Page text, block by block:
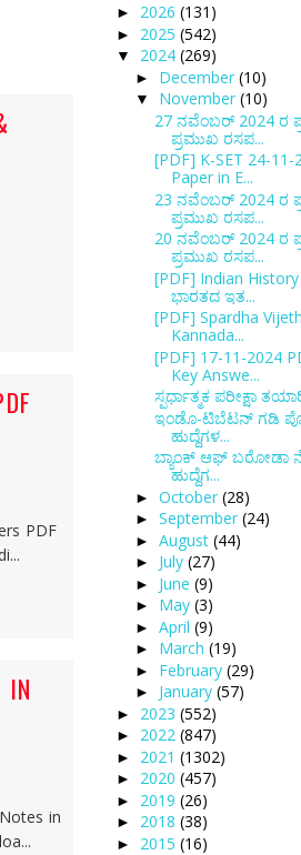
PDF
IN
in
► 2026 (131)
► 2025 (542)
▼ 2024 (269)
► December (10)
▼ November (10)
27 ನವೆಂಬರ್ 2024 ರ
ಪ್ರಮುಖ ರಸಪ...
[PDF] K-SET 24-
Paper in E...
23 ನವೆಂಬರ್ 2024 ರ
ಪ್ರಮುಖ ರಸಪ...
20 ನವೆಂಬರ್ 2024 ರ
ಪ್ರಮುಖ ರಸಪ...
[PDF] Indian
ಭಾರತದ ಇತ...
[PDF] Spardha
Kannada...
[PDF] 17-11-2024
Key Answe...
ಸ್ಪರ್ಧಾತ್ಮಕ ಪರೀಕ್ಷಾ
ಇಂಡೊ-ಟಿಬೆಟನ್ ಗಡಿ
ಹುದ್ದೆಗಳ...
ಬ್ಯಾಂಕ್‌ ಆಫ್‌ ಬರೋಡಾ
ಹುದ್ದೆಗ...
► October (28)
► September (24)
► August (44)
► July (27)
► June (9)
► May (3)
► April (9)
► March (19)
► February (29)
► January (57)
► 2023 (552)
► 2022 (847)
► 2021 (1302)
► 2020 (457)
► 2019 (26)
► 2018 (38)
► 2015 (16)